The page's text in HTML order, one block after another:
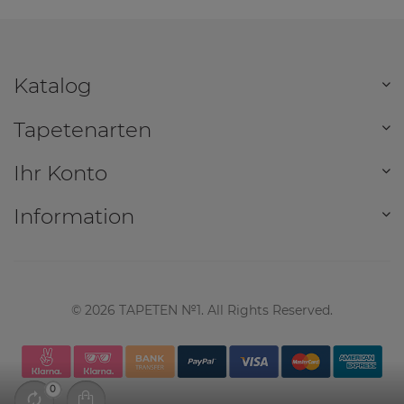
Katalog
Tapetenarten
Ihr Konto
Information
© 2026 TAPETEN №1. All Rights Reserved.
0